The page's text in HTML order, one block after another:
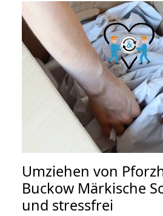
Umziehen von
Buckow Märkische
und stressfrei